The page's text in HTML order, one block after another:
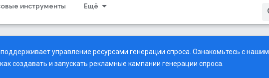
инструменты Ещё
поддерживает управление ресурсами генерации спроса. Ознакомьтесь с нашим
создавать и запускать рекламные кампании генерации спроса.